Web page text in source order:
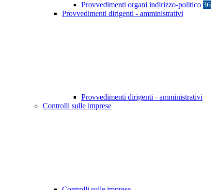
Provvedimenti organi indirizzo-politico 36
Provvedimenti dirigenti - amministrativi
Provvedimenti dirigenti - amministrativi
Controlli sulle imprese